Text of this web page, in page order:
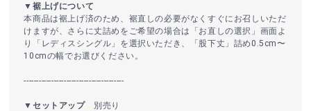
▼裾上げについて
本商品は裾上げ済のため、裾直しの必要がなくすぐにお召しいただ
けますが、さらに丈詰めをご希望の場合は「お直しの選択」画面よ
り「レディスシングル」を選択いただき、「股下丈」詰め0.5cm〜
10cmの幅でお選びください。
----------------------------------------
▼セットアップ別売り